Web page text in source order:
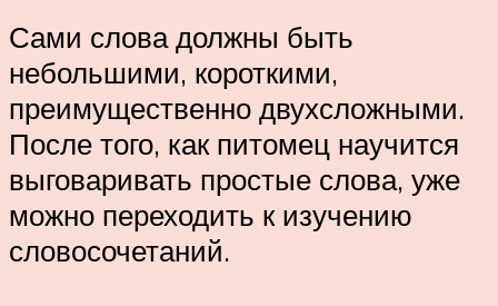
Сами слова должны быть
небольшими, короткими,
преимущественно двухсложными.
После того, как питомец научится
выговаривать простые слова, уже
можно переходить к изучению
словосочетаний.